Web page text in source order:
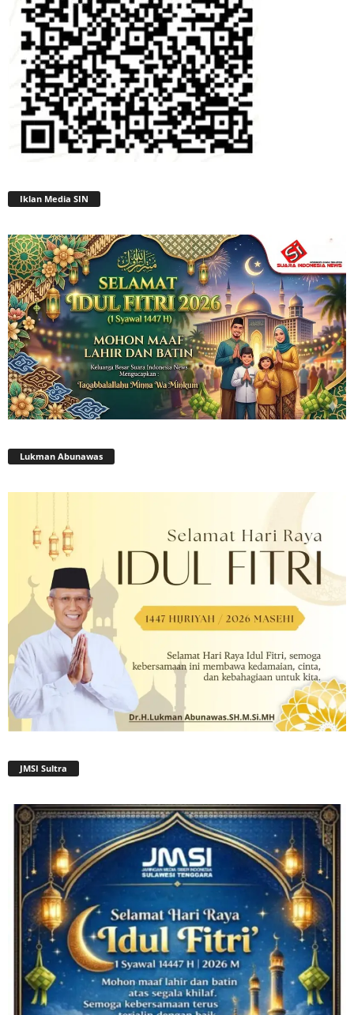
Iklan Media SIN
Lukman Abunawas
JMSI Sultra